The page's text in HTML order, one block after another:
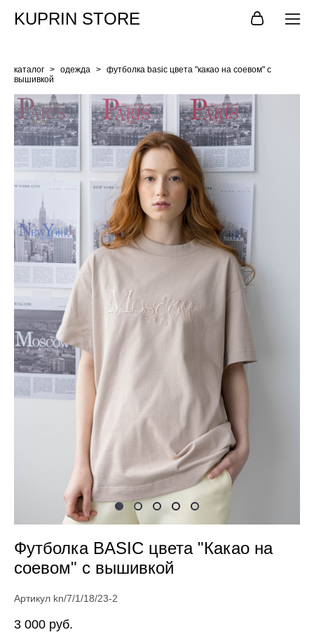
KUPRIN STORE
каталог > одежда > футболка basic цвета "какао на соевом" с
вышивкой
Футболка BASIC цвета "Какао на
соевом" с вышивкой
Артикул kn/7/1/18/23-2
3 000 pуб.